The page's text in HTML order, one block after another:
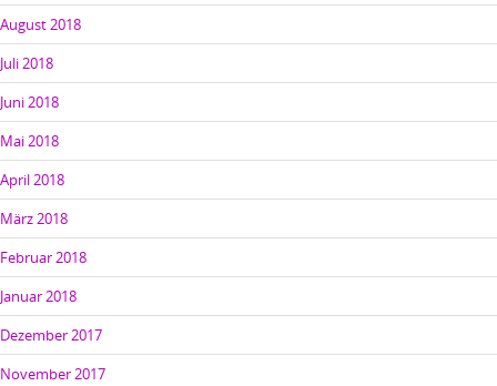
August 2018
Juli 2018
Juni 2018
Mai 2018
April 2018
März 2018
Februar 2018
Januar 2018
Dezember 2017
November 2017